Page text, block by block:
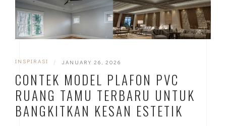
INSPIRASI | JANUARY 26, 2026
CONTEK MODEL PLAFON PVC
RUANG TAMU TERBARU UNTUK
BANGKITKAN KESAN ESTETIK